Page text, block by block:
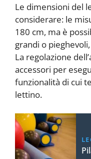
Le dimensioni del
considerare: le
180 cm, ma è
grandi o
La regolazione
accessori per
funzionalità di cui
lettino.